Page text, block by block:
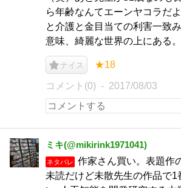
ら年齢なんてエーンヤコラだ
と介護と金目当ての利害一致
意味、綺麗な世界の上にある。
ナイス ★18
コメント(0) 2017/08/03
ミキ(@mikirink1971041)
ネタバレ
作家さん買い。表題作
未読だけど未散先生の作品で1